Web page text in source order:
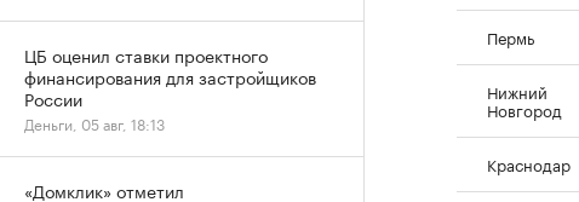
Пермь
Нижний
Новгород
Краснодар
ЦБ оценил ставки проектного
финансирования для застройщиков
России
Деньги, 05 авг, 18:13
«Домклик» отметил